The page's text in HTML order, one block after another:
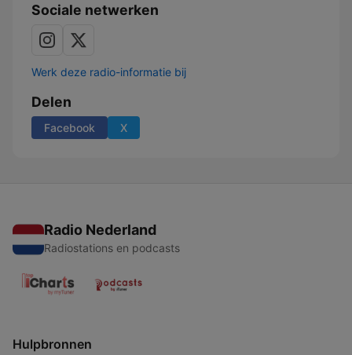
Sociale netwerken
Werk deze radio-informatie bij
Delen
Facebook X
Radio Nederland
Radiostations en podcasts
Hulpbronnen